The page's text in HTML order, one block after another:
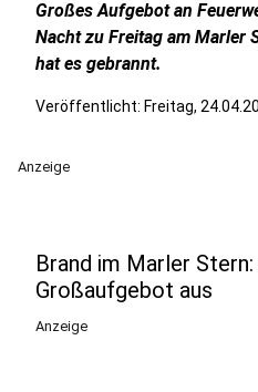
Großes Aufgebot an
Nacht zu Freitag am Marler
hat es gebrannt.
Veröffentlicht: Freitag,
Anzeige
Brand im Marler
Großaufgebot aus
Anzeige